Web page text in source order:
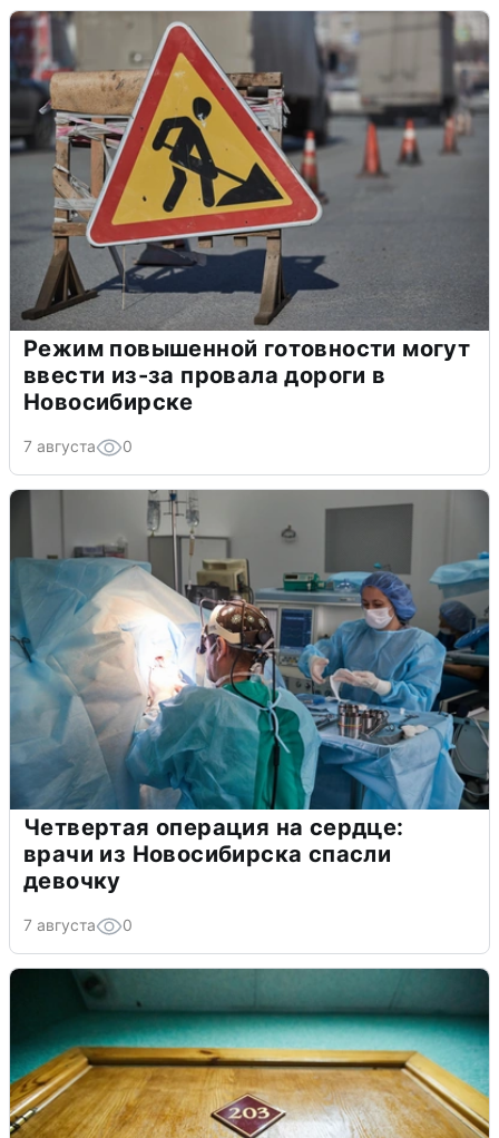
Режим повышенной готовности могут
ввести из-за провала дороги в
Новосибирске
7 августа 0
Четвертая операция на сердце:
врачи из Новосибирска спасли
девочку
7 августа 0